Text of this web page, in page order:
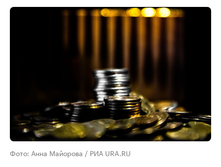
Фото: Анна Майорова / РИА URA.RU